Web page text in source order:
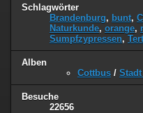
Schlagwörter
Brandenburg, bunt,
Naturkunde, orange,
Sumpfzypressen,
Alben
Cottbus /
Besuche
22656